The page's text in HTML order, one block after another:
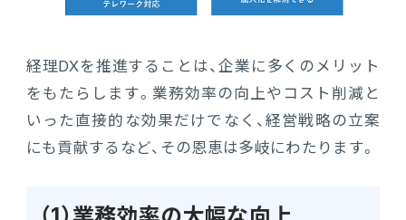
経理DXを推進することは、企業に多くのメリット
をもたらします。業務効率の向上やコスト削減と
いった直接的な効果だけでなく、経営戦略の立案
にも貢献するなど、その恩恵は多岐にわたります。